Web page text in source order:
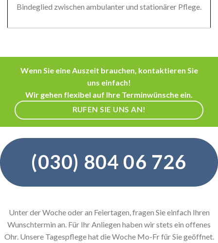
Bindeglied zwischen ambulanter und stationärer Pflege.
Wenn Sie eine Auszeit brauchen, kontaktieren Sie
uns einfach!
Wir gehen flexibel auf Ihre Terminwünsche ein.
RUFEN SIE UNS AN!
(030) 804 06 726
Unter der Woche oder an Feiertagen, fragen Sie einfach Ihren
Wunschtermin an. Für Ihr Anliegen haben wir stets ein offenes
Ohr. Unsere Tagespflege hat die Woche Mo-Fr für Sie geöffnet.